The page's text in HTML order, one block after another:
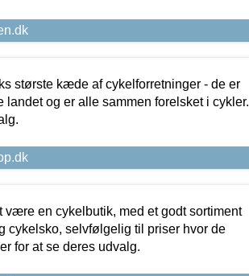
største kæde af cykelforretninger - de er
landet og er alle sammen forelsket i cykler.
være en cykelbutik, med et godt sortiment
cykelsko, selvfølgelig til priser hvor de
for at se deres udvalg.